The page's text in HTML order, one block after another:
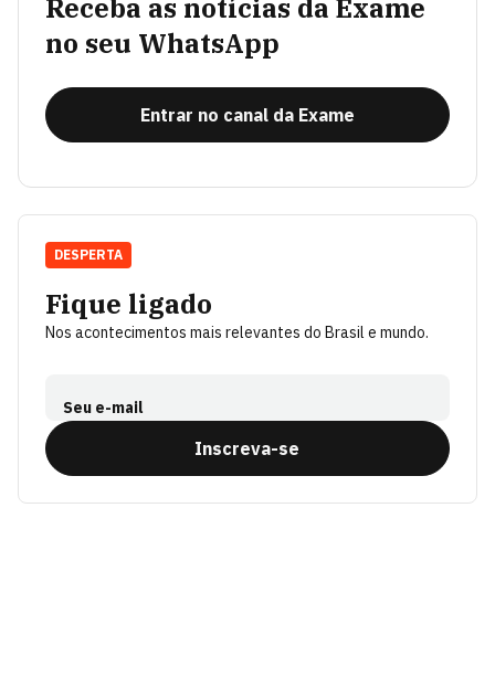
Receba as notícias da Exame
no seu WhatsApp
Entrar no canal da Exame
Fique ligado
Nos acontecimentos mais relevantes do Brasil e mundo.
Seu e-mail
Inscreva-se
DESPERTA